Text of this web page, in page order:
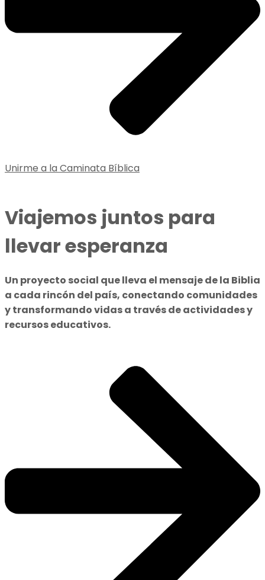
Unirme a la Caminata Bíblica
Viajemos juntos para
llevar esperanza
Un proyecto social que lleva el mensaje de la Biblia
a cada rincón del país, conectando comunidades
y transformando vidas a través de actividades y
recursos educativos.